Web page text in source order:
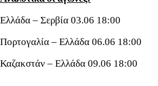
Ελλάδα – Σερβία 03.06 18:00
Πορτογαλία – Ελλάδα 06.06 18:00
Καζακστάν – Ελλάδα 09.06 18:00